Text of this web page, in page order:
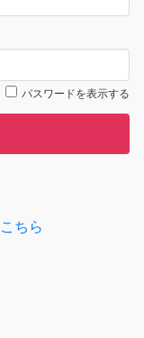
パスワードを表示する
こちら